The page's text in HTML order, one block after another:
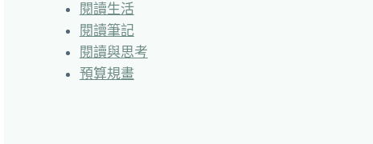
閱讀生活
閱讀筆記
閱讀與思考
預算規畫